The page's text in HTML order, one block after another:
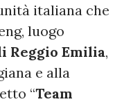
italiana che
luogo
Reggio Emilia,
e alla
“Team